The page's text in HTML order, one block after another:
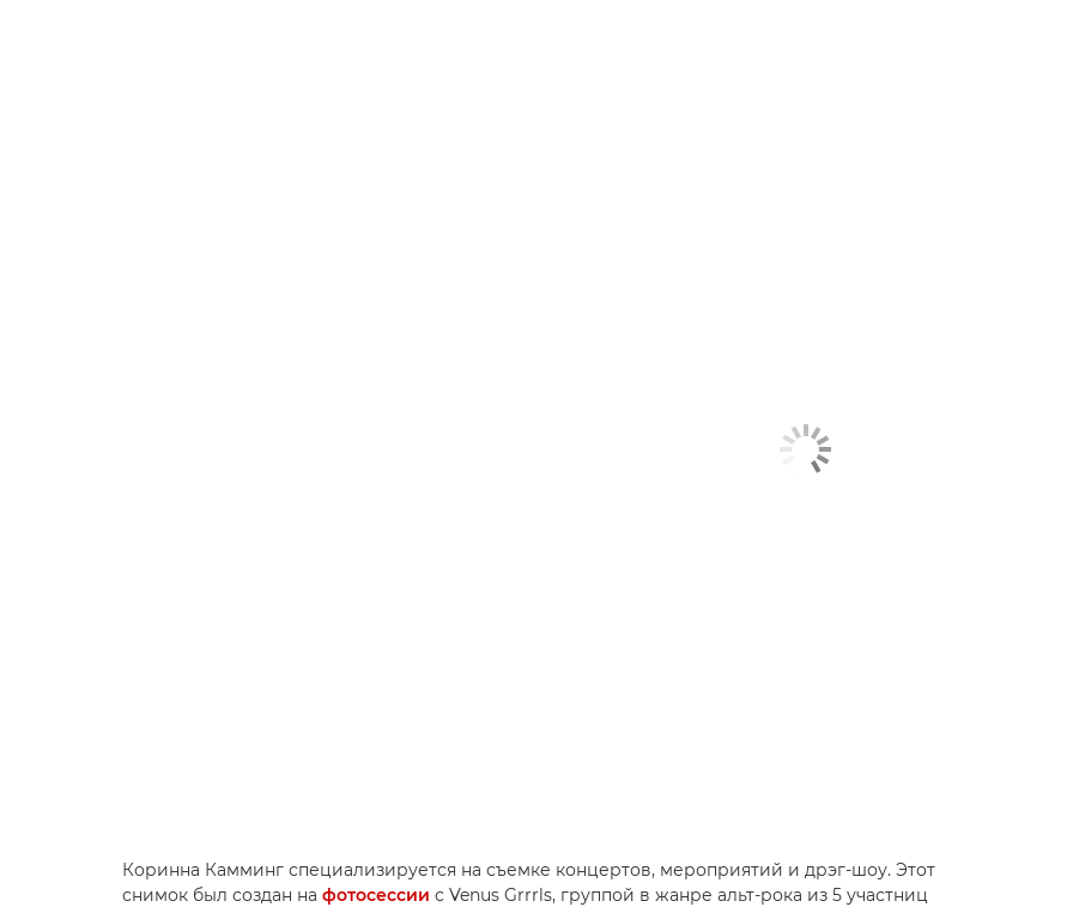
Коринна Камминг специализируется на съемке концертов, мероприятий и дрэг-шоу. Этот
снимок был создан на фотосессии с Venus Grrrls, группой в жанре альт-рока из 5 участниц